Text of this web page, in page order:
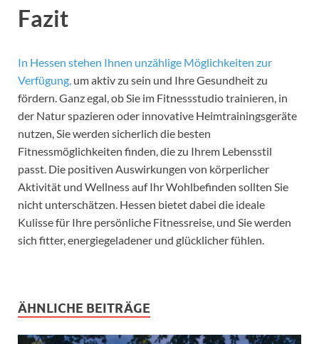
Fazit
In Hessen stehen Ihnen unzählige Möglichkeiten zur
Verfügung, um aktiv zu sein und Ihre Gesundheit zu
fördern. Ganz egal, ob Sie im Fitnessstudio trainieren, in
der Natur spazieren oder innovative Heimtrainingsgeräte
nutzen, Sie werden sicherlich die besten
Fitnessmöglichkeiten finden, die zu Ihrem Lebensstil
passt. Die positiven Auswirkungen von körperlicher
Aktivität und Wellness auf Ihr Wohlbefinden sollten Sie
nicht unterschätzen. Hessen bietet dabei die ideale
Kulisse für Ihre persönliche Fitnessreise, und Sie werden
sich fitter, energiegeladener und glücklicher fühlen.
ÄHNLICHE BEITRÄGE